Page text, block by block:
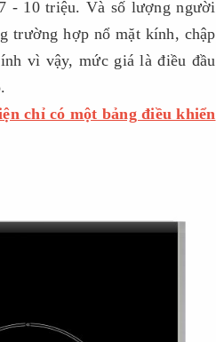
- 10 triệu. Và số lượng người
trường hợp nổ mặt kính, chập
vì vậy, mức giá là điều đầu
chỉ có một bảng điều khiển